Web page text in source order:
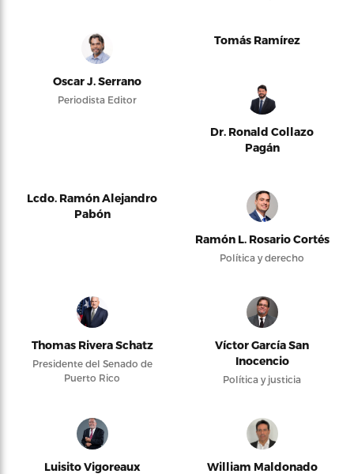
Oscar J. Serrano
Periodista Editor
Tomás Ramírez
Dr. Ronald Collazo
Pagán
Lcdo. Ramón Alejandro
Pabón
Ramón L. Rosario Cortés
Política y derecho
Thomas Rivera Schatz
Presidente del Senado de
Puerto Rico
Víctor García San
Inocencio
Política y justicia
Luisito Vigoreaux William Maldonado